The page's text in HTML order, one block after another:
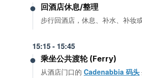
回酒店休息/整理
步行回酒店，休息、补水、补妆
15:15 - 15:45
乘坐公共渡轮 (Ferry)
从酒店门口的 Cadenabbia 码头